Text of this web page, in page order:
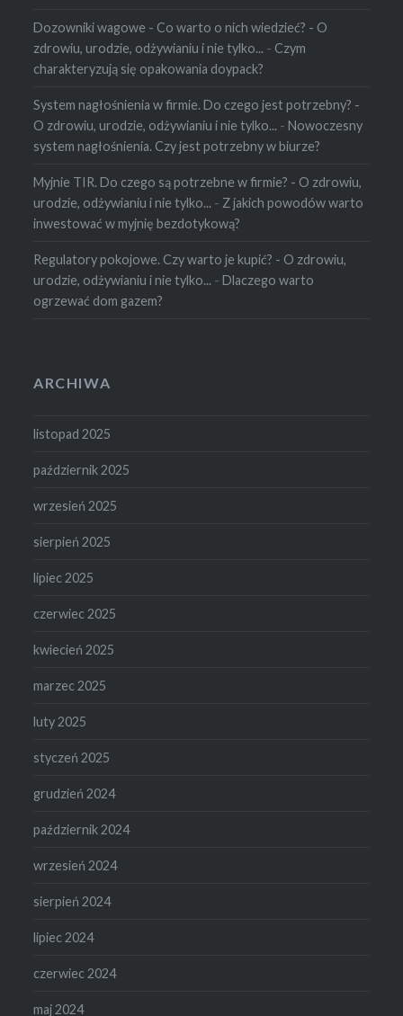
Dozowniki wagowe - Co warto o nich wiedzieć? - O
zdrowiu, urodzie, odżywianiu i nie tylko... - Czym
charakteryzują się opakowania doypack?
System nagłośnienia w firmie. Do czego jest potrzebny? -
O zdrowiu, urodzie, odżywianiu i nie tylko... -Nowoczesny
system nagłośnienia. Czy jest potrzebny w biurze?
Myjnie TIR. Do czego są potrzebne w firmie? - O zdrowiu,
urodzie, odżywianiu i nie tylko... - Z jakich powodów warto
inwestować w myjnię bezdotykową?
Regulatory pokojowe. Czy warto je kupić? - O zdrowiu,
urodzie, odżywianiu i nie tylko... -Dlaczego warto
ogrzewać dom gazem?
ARCHIWA
listopad 2025
październik 2025
wrzesień 2025
sierpień 2025
lipiec 2025
czerwiec 2025
kwiecień 2025
marzec 2025
luty 2025
styczeń 2025
grudzień 2024
październik 2024
wrzesień 2024
sierpień 2024
lipiec 2024
czerwiec 2024
maj 2024